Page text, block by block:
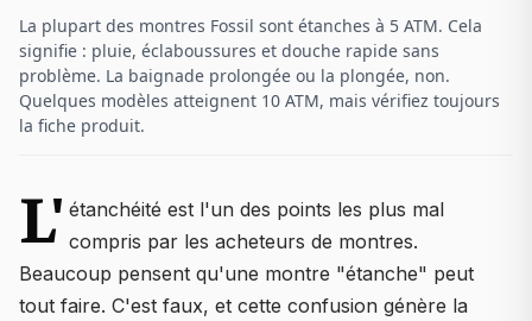
La plupart des montres Fossil sont étanches à 5 ATM. Cela
signifie : pluie, éclaboussures et douche rapide sans
problème. La baignade prolongée ou la plongée, non.
Quelques modèles atteignent 10 ATM, mais vérifiez toujours
la fiche produit.
L' étanchéité est l'un des points les plus mal
compris par les acheteurs de montres.
Beaucoup pensent qu'une montre "étanche" peut
tout faire. C'est faux, et cette confusion génère la